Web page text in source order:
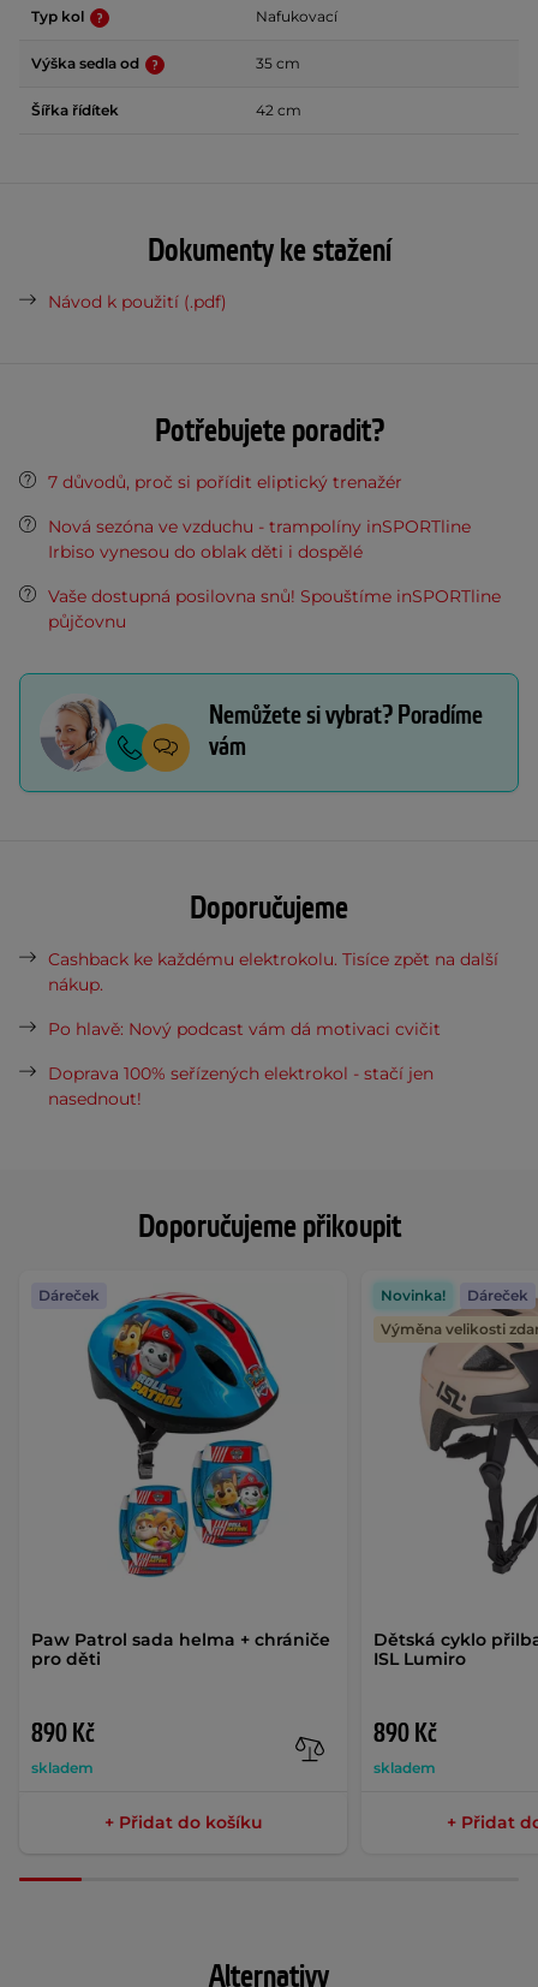
Doporučujeme přikoupit
Paw Patrol sada helma + chrániče
pro děti
890 Kč
skladem
Dáreček
+ Přidat do košíku
Dětská cyklo
ISL Lumiro
890 Kč
skladem
Novinka!
Dáreček
Výměna velikosti
+ Přidat
Typ kol Nafukovací
Výška sedla od 35 cm
Šířka řídítek 42 cm
Dokumenty ke stažení
Návod k použití (.pdf)
Potřebujete poradit?
7 důvodů, proč si pořídit eliptický trenažér
Nová sezóna ve vzduchu - trampolíny inSPORTline
Irbiso vynesou do oblak děti i dospělé
Vaše dostupná posilovna snů! Spouštíme inSPORTline
půjčovnu
Nemůžete si vybrat? Poradíme
vám
Doporučujeme
Cashback ke každému elektrokolu. Tisíce zpět na další
nákup.
Po hlavě: Nový podcast vám dá motivaci cvičit
Doprava 100% seřízených elektrokol - stačí jen
nasednout!
Alternativy